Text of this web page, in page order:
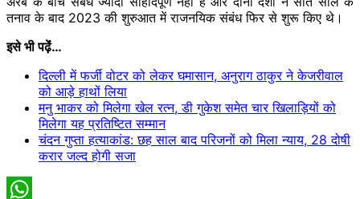
तनाव के बाद 2023 की शुरुआत में राजनयिक संबंध फिर से शुरू किए थे।
इसे भी पढ़ेंं…
दिल्ली में फर्जी वोटर को लेकर घमासान, अनुराग ठाकुर ने केजरीवाल
को आड़े हाथों लिया
मनु भाकर को मिलेगा खेल रत्न, डी गुकेश समेत चार खिलाड़ियों को
मिलेगा यह प्रतिष्टित सम्मान
चंदन गुप्ता हत्याकांड: छह साल बाद परिजनों को मिला न्याय, 28 दोषी
करार जल्द होगी सजा